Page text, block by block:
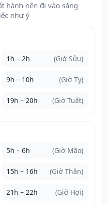
hành nên đi vào sáng
như ý
1h – 2h (Giờ Sửu)
9h – 10h (Giờ Tỵ)
19h – 20h (Giờ Tuất)
5h – 6h (Giờ Mão)
15h – 16h (Giờ Thân)
21h – 22h (Giờ Hợi)